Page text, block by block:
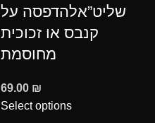
שליט”אלהדפסה על
קנבס או זכוכית
מחוסמת
69.00 ₪
Select options